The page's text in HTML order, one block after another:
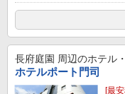
長府庭園 周辺のホテル
ホテルポート門司
[最